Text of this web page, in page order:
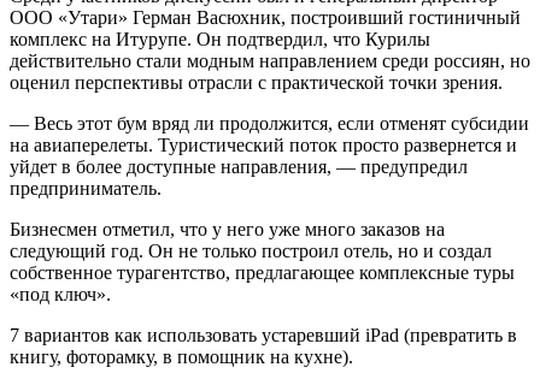
ООО «Утари» Герман Васюхник, построивший гостиничный
комплекс на Итурупе. Он подтвердил, что Курилы
действительно стали модным направлением среди россиян, но
оценил перспективы отрасли с практической точки зрения.
— Весь этот бум вряд ли продолжится, если отменят субсидии
на авиаперелеты. Туристический поток просто развернется и
уйдет в более доступные направления, — предупредил
предприниматель.
Бизнесмен отметил, что у него уже много заказов на
следующий год. Он не только построил отель, но и создал
собственное турагентство, предлагающее комплексные туры
«под ключ».
7 вариантов как использовать устаревший iPad (превратить в
книгу, фоторамку, в помощник на кухне).